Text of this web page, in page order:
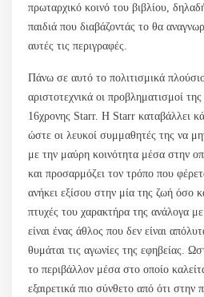
πρωταρχικό κοινό του βιβλίου,
παιδιά που διαβάζοντάς το θα
αυτές τις περιγραφές.
Πάνω σε αυτό το πολιτισμικά
αριστοτεχνικά οι προβληματισμοί
16χρονης Starr. Η Starr καταβάλλει
ώστε οι λευκοί συμμαθητές της να
με την μαύρη κοινότητα μέσα στην
και προσαρμόζει τον τρόπο που
ανήκει εξίσου στην μία της ζωή όσο
πτυχές του χαρακτήρα της ανάλογα
είναι ένας άθλος που δεν είναι
θυμάται τις αγωνίες της εφηβείας.
το περιβάλλον μέσα στο οποίο
εξαιρετικά πιο σύνθετο από ότι στην